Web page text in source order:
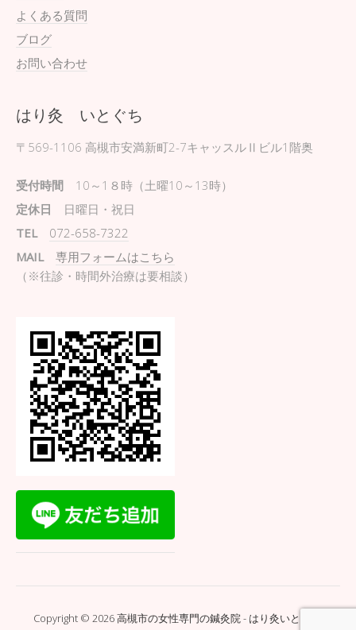
よくある質問
ブログ
お問い合わせ
はり灸 いとぐち
〒569-1106 高槻市安満新町2-7キャッスルⅡビル1階奥
受付時間 10～1８時（土曜10～13時）
定休日 日曜日・祝日
TEL
072-658-7322
MAIL
専用フォームはこちら
（※往診・時間外治療は要相談）
Copyright © 2026 高槻市の女性専門の鍼灸院 - はり灸いとぐち.